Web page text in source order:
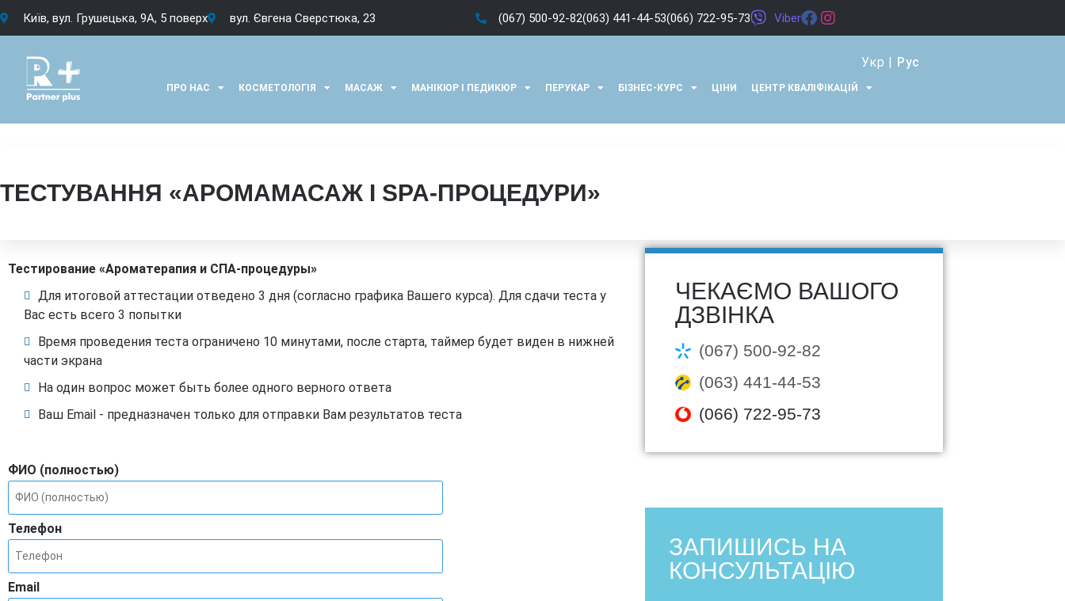
Київ, вул. Грушецька, 9А, 5 поверх вул. Євгена Сверстюка, 23 (067) 500-92-82(063) 441-44-53(066) 722-95-73 Viber
Укр | Рус
ПРО НАС КОСМЕТОЛОГІЯ МАСАЖ МАНІКЮР І ПЕДИКЮР ПЕРУКАР БІЗНЕС-КУРС ЦІНИ ЦЕНТР КВАЛІФІКАЦІЙ
ТЕСТУВАННЯ «АРОМАМАСАЖ І SPA-ПРОЦЕДУРИ»
Тестирование «Ароматерапия и СПА-процедуры»
Для итоговой аттестации отведено 3 дня (согласно графика Вашего курса). Для сдачи теста у
Вас есть всего 3 попытки
Время проведения теста ограничено 10 минутами, после старта, таймер будет виден в нижней
части экрана
На один вопрос может быть более одного верного ответа
Ваш Email - предназначен только для отправки Вам результатов теста
ФИО (полностью)
Телефон
Email
ЧЕКАЄМО ВАШОГО
ДЗВІНКА
(067) 500-92-82
(063) 441-44-53
(066) 722-95-73
ЗАПИШИСЬ НА
КОНСУЛЬТАЦІЮ